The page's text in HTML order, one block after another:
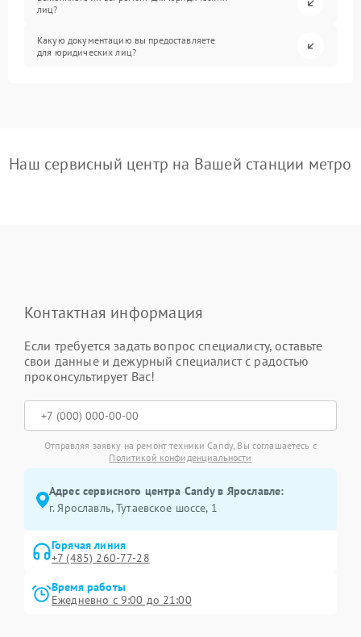
лиц?
Какую документацию вы предоставляете
для юридических лиц?
Наш сервисный центр на Вашей станции метро
Контактная информация
Если требуется задать вопрос специалисту, оставьте
свои данные и дежурный специалист с радостью
проконсультирует Вас!
Отправляя заявку на ремонт техники Candy, Вы соглашаетесь с
Политикой конфиденциальности
Адрес сервисного центра Candy в Ярославле:
г. Ярославль, Тутаевское шоссе, 1
Горячая линия
+7 (485) 260-77-28
Время работы
Ежедневно с 9:00 до 21:00